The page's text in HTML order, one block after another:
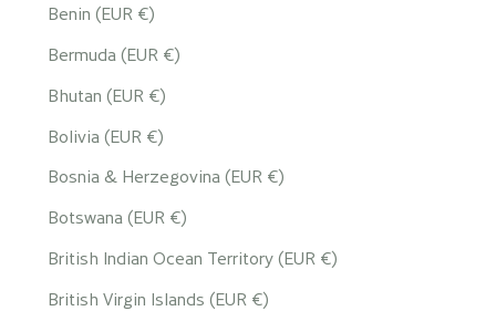
Benin (EUR €)
Bermuda (EUR €)
Bhutan (EUR €)
Bolivia (EUR €)
Bosnia & Herzegovina (EUR €)
Botswana (EUR €)
British Indian Ocean Territory (EUR €)
British Virgin Islands (EUR €)